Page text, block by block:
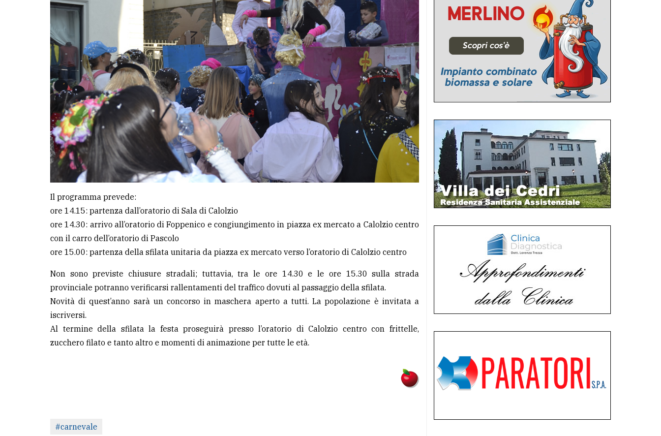
Il programma prevede:
ore 14.15: partenza dall’oratorio di Sala di Calolzio
ore 14.30: arrivo all’oratorio di Foppenico e congiungimento in piazza ex mercato a Calolzio centro
con il carro dell’oratorio di Pascolo
ore 15.00: partenza della sfilata unitaria da piazza ex mercato verso l’oratorio di Calolzio centro
Non sono previste chiusure stradali; tuttavia, tra le ore 14.30 e le ore 15.30 sulla strada
provinciale potranno verificarsi rallentamenti del traffico dovuti al passaggio della sfilata.
Novità di quest’anno sarà un concorso in maschera aperto a tutti. La popolazione è invitata a
iscriversi.
Al termine della sfilata la festa proseguirà presso l’oratorio di Calolzio centro con frittelle,
zucchero filato e tanto altro e momenti di animazione per tutte le età.
#carnevale